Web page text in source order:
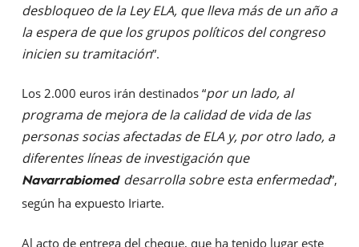
desbloqueo de la Ley ELA, que lleva más de un año a
la espera de que los grupos políticos del congreso
inicien su tramitación”.
Los 2.000 euros irán destinados “por un lado, al
programa de mejora de la calidad de vida de las
personas socias afectadas de ELA y, por otro lado, a
diferentes líneas de investigación que
Navarrabiomed desarrolla sobre esta enfermedad”,
según ha expuesto Iriarte.
Al acto de entrega del cheque, que ha tenido lugar este